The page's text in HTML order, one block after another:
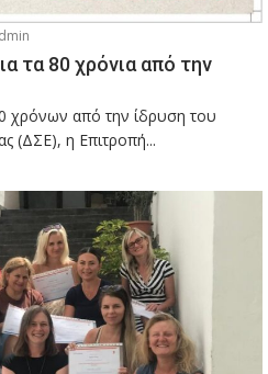
τα 80 χρόνια από την
από την ίδρυση του
(ΔΣΕ), η Επιτροπή...